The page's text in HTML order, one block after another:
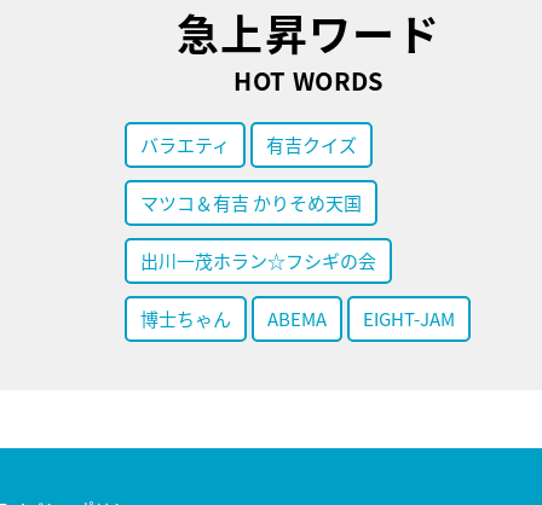
急上昇ワード
HOT WORDS
バラエティ 有吉クイズ
マツコ＆有吉 かりそめ天国
出川一茂ホラン☆フシギの会
博士ちゃん ABEMA EIGHT-JAM